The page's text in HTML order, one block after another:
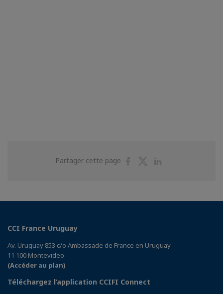
Partager cette page
PartagerPartager
CCI France Uruguay
Av. Uruguay 853 c/o Ambassade de France en Uruguay
11 100 Montevideo
(Accéder au plan)
Téléchargez l’application CCIFI Connect